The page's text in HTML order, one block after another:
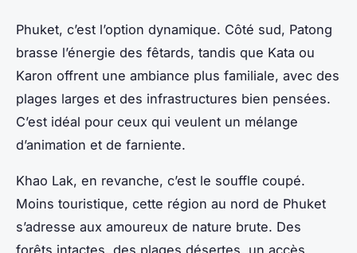
Phuket, c’est l’option dynamique. Côté sud, Patong
brasse l’énergie des fêtards, tandis que Kata ou
Karon offrent une ambiance plus familiale, avec des
plages larges et des infrastructures bien pensées.
C’est idéal pour ceux qui veulent un mélange
d’animation et de farniente.
Khao Lak, en revanche, c’est le souffle coupé.
Moins touristique, cette région au nord de Phuket
s’adresse aux amoureux de nature brute. Des
forêts intactes, des plages désertes, un accès